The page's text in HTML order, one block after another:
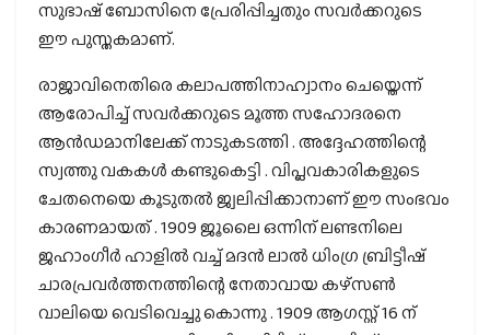
സുഭാഷ് ബോസിനെ പ്രേരിപ്പിച്ചതും സവർക്കറുടെ
ഈ പുസ്തകമാണ്.
രാജാവിനെതിരെ കലാപത്തിനാഹ്വാനം ചെയ്തെന്ന്
ആരോപിച്ച് സവർക്കറുടെ മൂത്ത സഹോദരനെ
ആൻഡമാനിലേക്ക് നാടുകടത്തി . അദ്ദേഹത്തിന്റെ
സ്വത്തു വകകൾ കണ്ടുകെട്ടി . വിപ്ലവകാരികളുടെ
ചേതനെയെ കൂടുതൽ ജ്വലിപ്പിക്കാനാണ് ഈ സംഭവം
കാരണമായത് . 1909 ജൂലൈ ഒന്നിന് ലണ്ടനിലെ
ജഹാംഗീർ ഹാളിൽ വച്ച് മദൻ ലാൽ ധിംഗ്ര ബ്രിട്ടീഷ്
ചാരപ്രവർത്തനത്തിന്റെ നേതാവായ കഴ്സൺ
വാലിയെ വെടിവെച്ചു കൊന്നു . 1909 ആഗസ്റ്റ് 16 ന്